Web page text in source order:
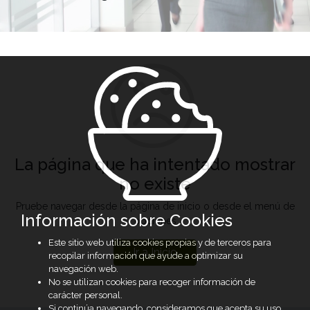
La página que ha intentado mostrar
no existe
Pruebe navegar desde la página de inicio o desde el menú de
opciones
Ir a Inicio
Información sobre Cookies
Este sitio web utiliza cookies propias y de terceros para
recopilar información que ayude a optimizar su
navegación web.
No se utilizan cookies para recoger información de
carácter personal.